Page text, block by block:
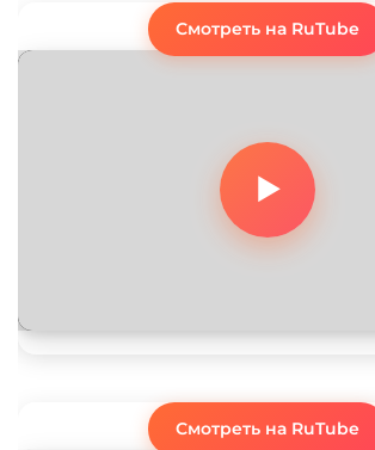
Смотреть на RuTube
Смотреть на RuTube